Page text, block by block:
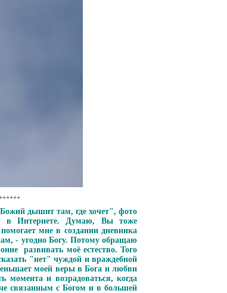
дышит там, где хочет", фото
в Интернете. Думаю, Вы тоже
мне в создании дневника
- угодно Богу. Потому обращаю
развивать моё естество. Того
"нет" чуждой и враждебной
моей веры в Бога и любви
и возрадоваться, когда
связанным с Богом и в большей